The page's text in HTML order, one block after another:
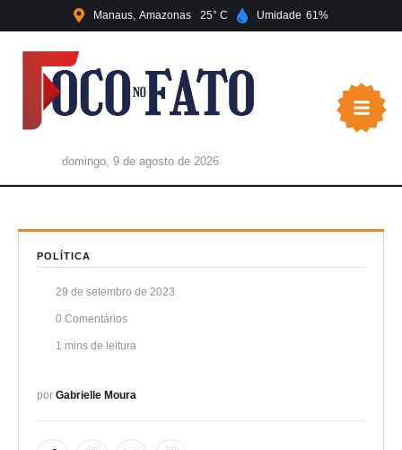
Manaus Amazonas 25 Umidade 61
domingo, 9 de agosto de 2026
POLÍTICA
29 de setembro de 2023
0 Comentários
1 mins de leitura
por Gabrielle Moura